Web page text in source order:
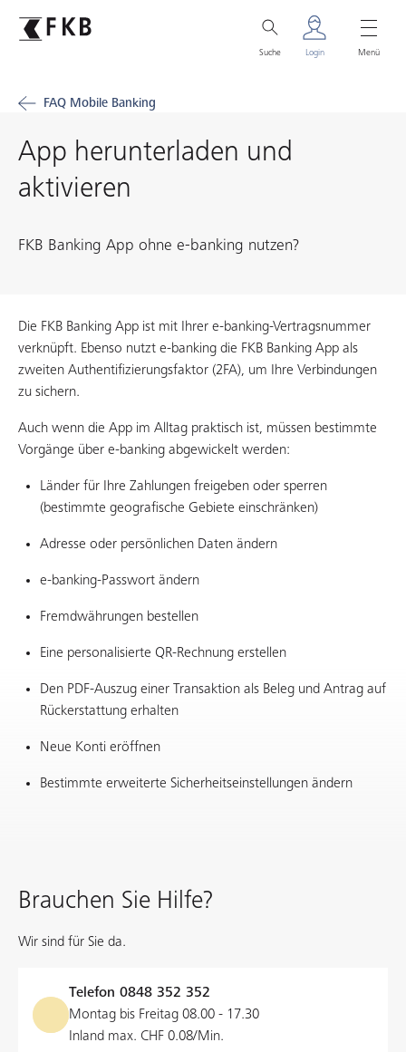
Suche Login Menü
FAQ Mobile Banking
App herunterladen und
aktivieren
FKB Banking App ohne e-banking nutzen?
Die FKB Banking App ist mit Ihrer e-banking-Vertragsnummer
verknüpft. Ebenso nutzt e-banking die FKB Banking App als
zweiten Authentifizierungsfaktor (2FA), um Ihre Verbindungen
zu sichern.
Auch wenn die App im Alltag praktisch ist, müssen bestimmte
Vorgänge über e-banking abgewickelt werden:
Länder für Ihre Zahlungen freigeben oder sperren
(bestimmte geografische Gebiete einschränken)
Adresse oder persönlichen Daten ändern
e-banking-Passwort ändern
Fremdwährungen bestellen
Eine personalisierte QR-Rechnung erstellen
Den PDF-Auszug einer Transaktion als Beleg und Antrag auf
Rückerstattung erhalten
Neue Konti eröffnen
Bestimmte erweiterte Sicherheitseinstellungen ändern
Brauchen Sie Hilfe?
Wir sind für Sie da.
Telefon 0848 352 352
Montag bis Freitag 08.00 - 17.30
Inland max. CHF 0.08/Min.